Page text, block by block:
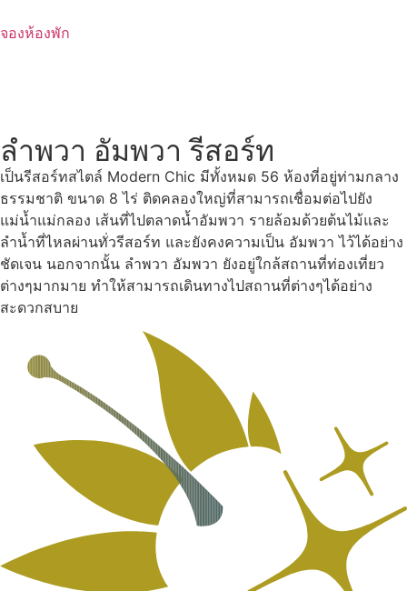
to
จองห้องพัก
ลำพวา อัมพวา รีสอร์ท
เป็นรีสอร์ทสไตล์ Modern Chic มีทั้งหมด 56 ห้องที่อยู่ท่ามกลาง
ธรรมชาติ ขนาด 8 ไร่ ติดคลองใหญ่ที่สามารถเชื่อมต่อไปยัง
แม่น้ำแม่กลอง เส้นที่ไปตลาดน้ำอัมพวา รายล้อมด้วยต้นไม้และ
ลำน้ำที่ไหลผ่านทั่วรีสอร์ท และยังคงความเป็น อัมพวา ไว้ได้อย่าง
ชัดเจน นอกจากนั้น ลำพวา อัมพวา ยังอยู่ใกล้สถานที่ท่องเที่ยว
ต่างๆมากมาย ทำให้สามารถเดินทางไปสถานที่ต่างๆได้อย่าง
สะดวกสบาย